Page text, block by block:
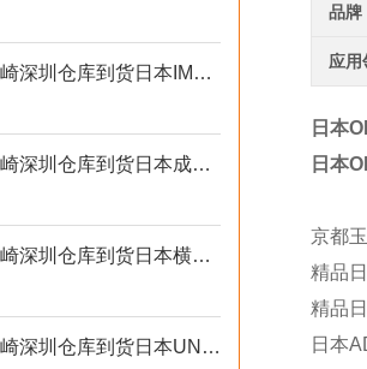
到货！京都玉崎深圳仓库到货日本IMADA 推拉力计 DST-20N
到货！京都玉崎深圳仓库到货日本成茂锻针仪MF2
到货！京都玉崎深圳仓库到货日本横河 电导率仪传感器 SC8SG-R31-T-305-P1-A
到货！京都玉崎深圳仓库到货日本UNITTA音波式皮带张力计U-550替换U-508
品牌
应用
日本
日本
京都
精品
精品
日本